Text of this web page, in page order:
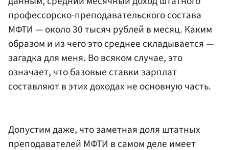
профессорско-преподавательского состава
МФТИ — около 30 тысяч рублей в месяц. Каким
образом и из чего это среднее складывается —
загадка для меня. Во всяком случае, это
означает, что базовые ставки зарплат
составляют в этих доходах не основную часть.
Допустим даже, что заметная доля штатных
преподавателей МФТИ в самом деле имеет